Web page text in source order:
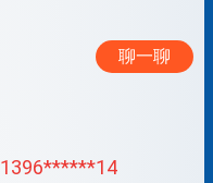
聊一聊
1396******14